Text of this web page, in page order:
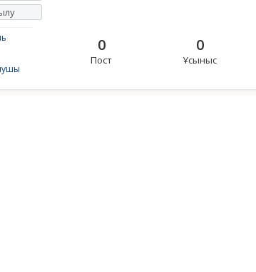
0
Пост
0
Ұсыныс